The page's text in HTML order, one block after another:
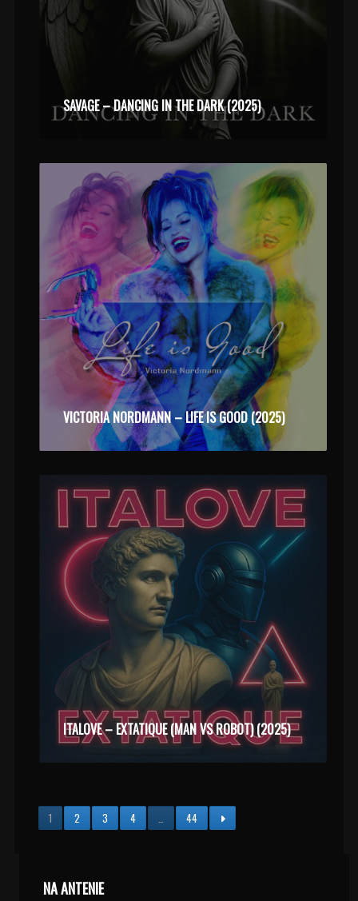
SAVAGE – DANCING IN THE DARK (2025)
VICTORIA NORDMANN – LIFE IS GOOD (2025)
ITALOVE – EXTATIQUE (MAN VS ROBOT) (2025)
1 2 3 4 44
NA ANTENIE